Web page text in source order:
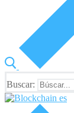
Buscar: